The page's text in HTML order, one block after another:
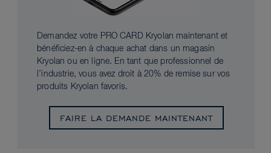
Demandez votre PRO CARD Kryolan maintenant et
bénéficiez-en à chaque achat dans un magasin
Kryolan ou en ligne. En tant que professionnel de
l’industrie, vous avez droit à 20% de remise sur vos
produits Kryolan favoris.
FAIRE LA DEMANDE MAINTENANT